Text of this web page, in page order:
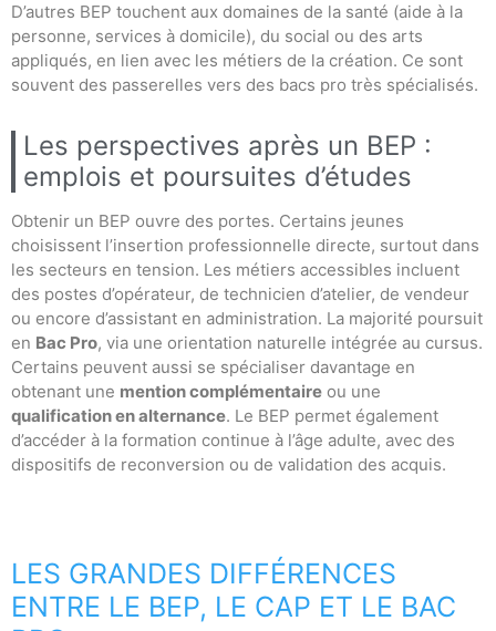
D’autres BEP touchent aux domaines de la santé (aide à la
personne, services à domicile), du social ou des arts
appliqués, en lien avec les métiers de la création. Ce sont
souvent des passerelles vers des bacs pro très spécialisés.
Les perspectives après un BEP :
emplois et poursuites d’études
Obtenir un BEP ouvre des portes. Certains jeunes
choisissent l’insertion professionnelle directe, surtout dans
les secteurs en tension. Les métiers accessibles incluent
des postes d’opérateur, de technicien d’atelier, de vendeur
ou encore d’assistant en administration. La majorité poursuit
en Bac Pro, via une orientation naturelle intégrée au cursus.
Certains peuvent aussi se spécialiser davantage en
obtenant une mention complémentaire ou une
qualification en alternance. Le BEP permet également
d’accéder à la formation continue à l’âge adulte, avec des
dispositifs de reconversion ou de validation des acquis.
LES GRANDES DIFFÉRENCES
ENTRE LE BEP, LE CAP ET LE BAC